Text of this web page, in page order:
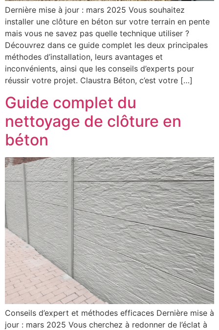
Dernière mise à jour : mars 2025 Vous souhaitez
installer une clôture en béton sur votre terrain en pente
mais vous ne savez pas quelle technique utiliser ?
Découvrez dans ce guide complet les deux principales
méthodes d’installation, leurs avantages et
inconvénients, ainsi que les conseils d’experts pour
réussir votre projet. Claustra Béton, c’est votre […]
Guide complet du
nettoyage de clôture en
béton
Conseils d’expert et méthodes efficaces Dernière mise à
jour : mars 2025 Vous cherchez à redonner de l’éclat à